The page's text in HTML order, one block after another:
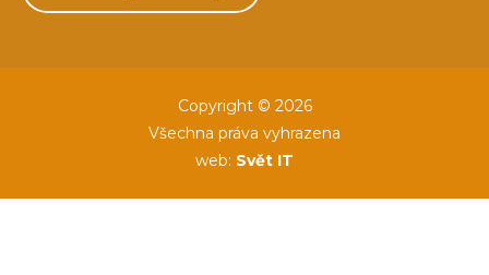
Copyright © 2026
Všechna práva vyhrazena
web: Svět IT